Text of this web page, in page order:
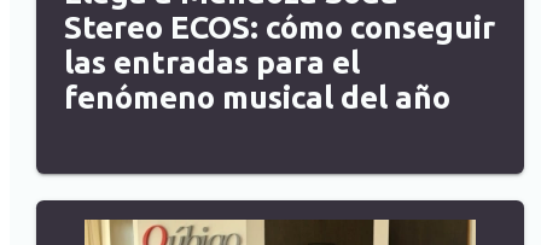
Stereo ECOS: cómo conseguir
las entradas para el
fenómeno musical del año